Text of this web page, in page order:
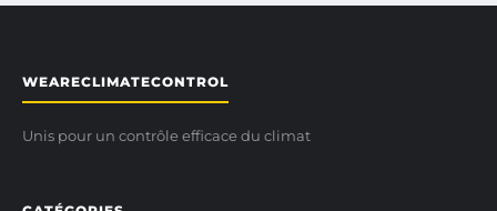
WEARECLIMATECONTROL
Unis pour un contrôle efficace du climat